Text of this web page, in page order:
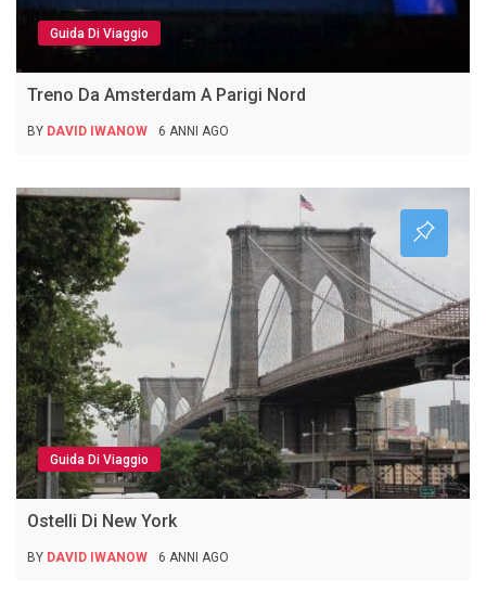
Guida Di Viaggio
Treno Da Amsterdam A Parigi Nord
BY DAVID IWANOW 6 ANNI AGO
Guida Di Viaggio
Ostelli Di New York
BY DAVID IWANOW 6 ANNI AGO